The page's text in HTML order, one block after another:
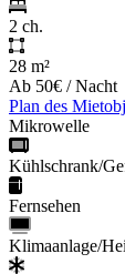
2 ch.
28 m²
Ab 50€ / Nacht
Plan des
Mikrowelle
Kühlschrank/
Fernsehen
Klimaanlage/